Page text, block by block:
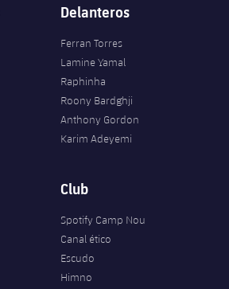
Delanteros
Ferran Torres
Lamine Yamal
Raphinha
Roony Bardghji
Anthony Gordon
Karim Adeyemi
Club
Spotify Camp Nou
Canal ético
Escudo
Himno